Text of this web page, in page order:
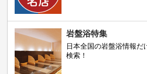
岩盤浴特集
日本全国の岩盤浴情報だ
検索！